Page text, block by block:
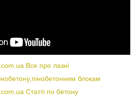
Все про лазні
блокам
Статті по бетону